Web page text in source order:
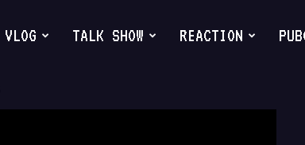
VLOG TALK SHOW REACTION